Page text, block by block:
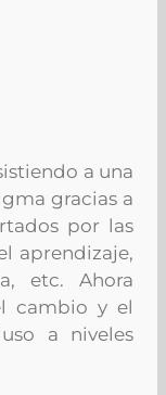
a una
gracias a
por las
aprendizaje,
etc. Ahora
cambio y el
a niveles